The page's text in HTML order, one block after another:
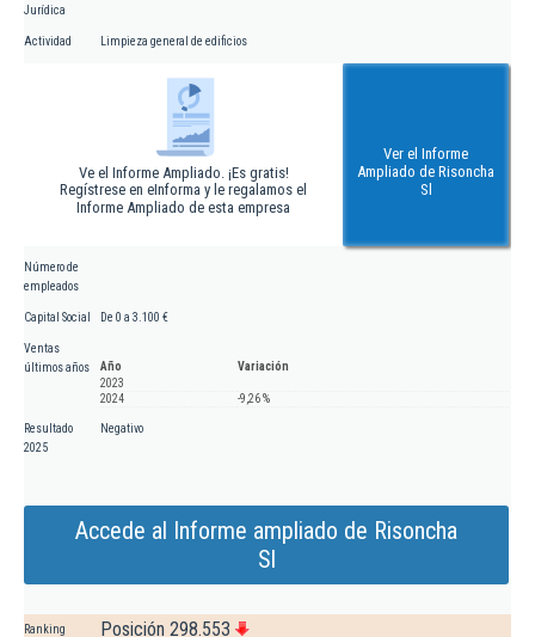
Jurídica
Actividad Limpieza general de edificios
Ve el Informe Ampliado. ¡Es gratis!
Regístrese en eInforma y le regalamos el
Informe Ampliado de esta empresa
Ver el Informe
Ampliado de Risoncha
Sl
Número de
empleados
Capital Social De 0 a 3.100 €
Ventas
últimos años
Año
Variación
2023
2024
-9,26 %
Resultado
2025
Negativo
Accede al Informe ampliado de Risoncha
Sl
Ranking
Posición 298.553